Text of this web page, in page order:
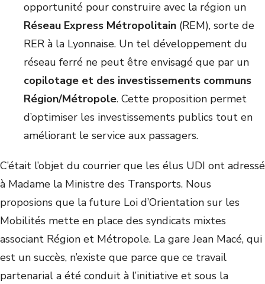
opportunité pour construire avec la région un
Réseau Express Métropolitain (REM), sorte de
RER à la Lyonnaise. Un tel développement du
réseau ferré ne peut être envisagé que par un
copilotage et des investissements communs
Région/Métropole. Cette proposition permet
d’optimiser les investissements publics tout en
améliorant le service aux passagers.
C’était l’objet du courrier que les élus UDI ont adressé
à Madame la Ministre des Transports. Nous
proposions que la future Loi d’Orientation sur les
Mobilités mette en place des syndicats mixtes
associant Région et Métropole. La gare Jean Macé, qui
est un succès, n’existe que parce que ce travail
partenarial a été conduit à l’initiative et sous la